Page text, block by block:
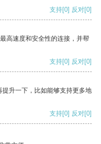
支持[0] 反对[0]
高速度和安全性的连接，并帮
支持[0] 反对[0]
升一下，比如能够支持更多地
支持[0] 反对[0]